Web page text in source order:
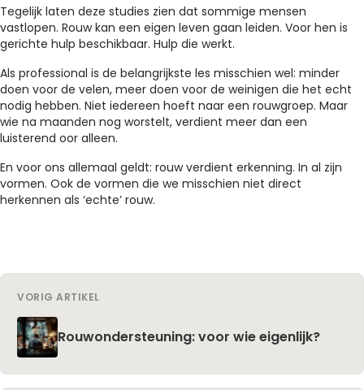
Tegelijk laten deze studies zien dat sommige mensen
vastlopen. Rouw kan een eigen leven gaan leiden. Voor hen is
gerichte hulp beschikbaar. Hulp die werkt.
Als professional is de belangrijkste les misschien wel: minder
doen voor de velen, meer doen voor de weinigen die het echt
nodig hebben. Niet iedereen hoeft naar een rouwgroep. Maar
wie na maanden nog worstelt, verdient meer dan een
luisterend oor alleen.
En voor ons allemaal geldt: rouw verdient erkenning. In al zijn
vormen. Ook de vormen die we misschien niet direct
herkennen als ‘echte’ rouw.
VORIG ARTIKEL
Rouwondersteuning: voor wie eigenlijk?